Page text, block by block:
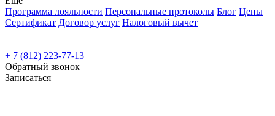
Программа лояльности Персональные протоколы Блог Цены
Сертификат Договор услуг Налоговый вычет
+ 7 (812) 223-77-13
Обратный звонок
Записаться